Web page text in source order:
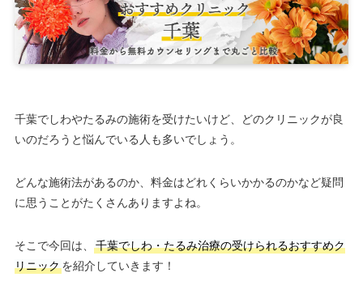
千葉でしわやたるみの施術を受けたいけど、どのクリニックが良
いのだろうと悩んでいる人も多いでしょう。
どんな施術法があるのか、料金はどれくらいかかるのかなど疑問
に思うことがたくさんありますよね。
そこで今回は、
千葉でしわ・たるみ治療の受けられるおすすめク
リニックを紹介していきます！